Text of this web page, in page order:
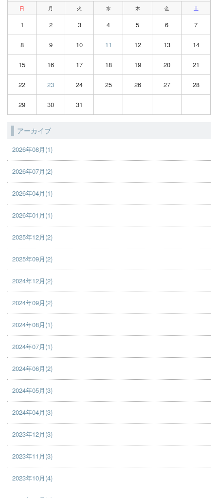
日 月 火 水 木 金 土
1 2 3 4 5 6 7
8 9 10 11 12 13 14
15 16 17 18 19 20 21
22 23 24 25 26 27 28
29 30 31
アーカイブ
2026年08月(1)
2026年07月(2)
2026年04月(1)
2026年01月(1)
2025年12月(2)
2025年09月(2)
2024年12月(2)
2024年09月(2)
2024年08月(1)
2024年07月(1)
2024年06月(2)
2024年05月(3)
2024年04月(3)
2023年12月(3)
2023年11月(3)
2023年10月(4)